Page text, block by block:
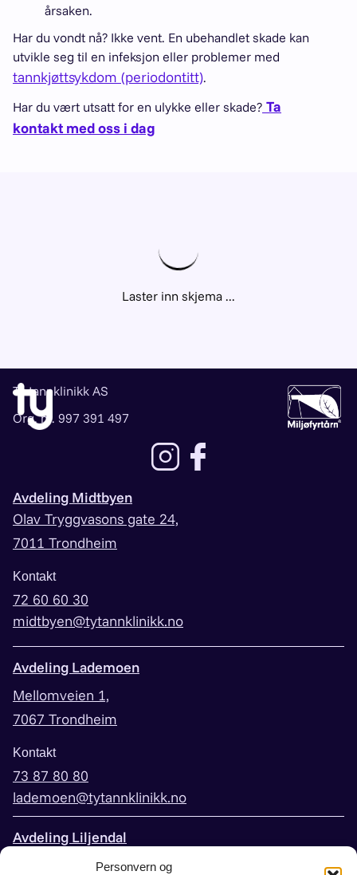
Personvern og
årsaken.
Har du vondt nå? Ikke vent. En ubehandlet skade kan
utvikle seg til en infeksjon eller problemer med
tannkjøttsykdom (periodontitt).
Har du vært utsatt for en ulykke eller skade? Ta
kontakt med oss i dag
Ty tannklinikk AS
Org. nr. 997 391 497
Lenke til instagram
Lenke til facebook
Avdeling Midtbyen
Olav Tryggvasons gate 24,
7011 Trondheim
Kontakt
72 60 60 30
midtbyen@tytannklinikk.no
Avdeling Lademoen
Mellomveien 1,
7067 Trondheim
Kontakt
73 87 80 80
lademoen@tytannklinikk.no
Avdeling Liljendal
Peder Falcks vei 3,